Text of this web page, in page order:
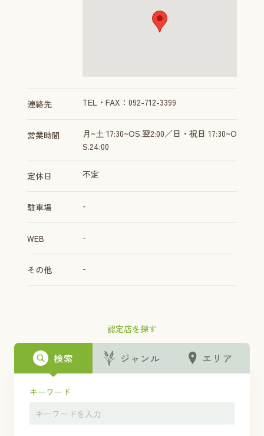
認定店を探す
検索 ジャンル エリア
キーワード
連絡先 TEL・FAX：092-712-3399
営業時間
月~土 17:30~OS.翌2:00／日・祝日 17:30~O
S.24:00
定休日 不定
駐車場 -
WEB -
その他 -